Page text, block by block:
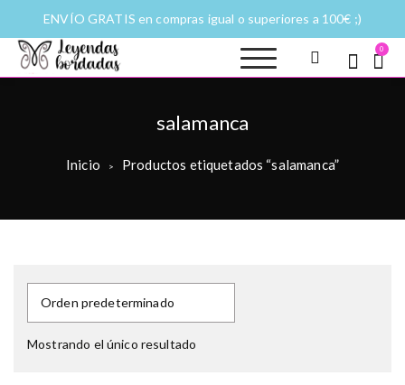
ENVÍO GRATIS en compras igual o superiores a 100€ ;)
Leyendas
0
salamanca
Inicio > Productos etiquetados “salamanca”
Mostrando el único resultado